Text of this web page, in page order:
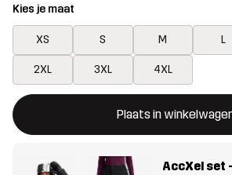
Kies je maat
XS S M L
2XL 3XL 4XL
Plaats in
Deze knop opent een modal met de
{{size}} niet beschikbaar
AccXel set -